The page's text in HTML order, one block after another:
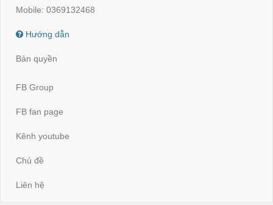
Mobile: 0369132468
Hướng dẫn
Bản quyền
FB Group
FB fan page
Kênh youtube
Chủ đề
Liên hệ